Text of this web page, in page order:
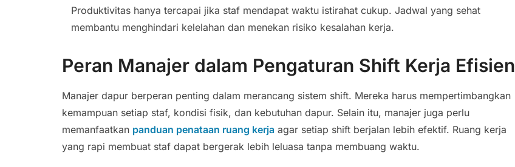
Produktivitas hanya tercapai jika staf mendapat waktu istirahat cukup. Jadwal yang sehat
membantu menghindari kelelahan dan menekan risiko kesalahan kerja.
Peran Manajer dalam Pengaturan Shift Kerja Efisien
Manajer dapur berperan penting dalam merancang sistem shift. Mereka harus mempertimbangkan
kemampuan setiap staf, kondisi fisik, dan kebutuhan dapur. Selain itu, manajer juga perlu
memanfaatkan panduan penataan ruang kerja agar setiap shift berjalan lebih efektif. Ruang kerja
yang rapi membuat staf dapat bergerak lebih leluasa tanpa membuang waktu.